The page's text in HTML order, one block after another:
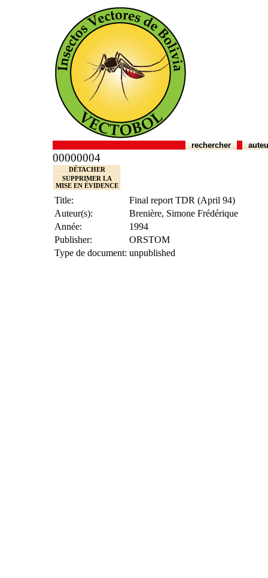
rechercher
00000004
DÉTACHER
SUPPRIMER LA
MISE EN ÉVIDENCE
Title:
Final report TDR (April 94)
Auteur(s):
Brenière, Simone Frédérique
Année:
1994
Publisher:
ORSTOM
Type de document: unpublished